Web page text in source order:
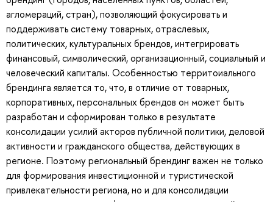
агломераций, стран), позволяющий фокусировать и
поддерживать систему товарных, отраслевых,
политических, культуральных брендов, интегрировать
финансовый, символический, организационный, социальный и
человеческий капиталы. Особенностью территоиального
брендинга является то, что, в отличие от товарных,
корпоративных, персональных брендов он может быть
разработан и сформирован только в результате
консолидации усилий акторов публичной политики, деловой
активности и гражданского общества, действующих в
регионе. Поэтому региональный брендинг важен не только
для формирования инвестиционной и туристической
привлекательности региона, но и для консолидации